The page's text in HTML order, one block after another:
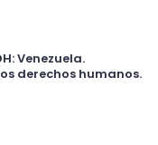
Venezuela.
derechos humanos.